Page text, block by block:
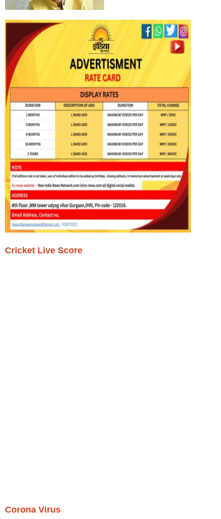
Cricket Live Score
Corona Virus